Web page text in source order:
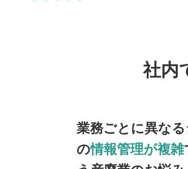
社内
業務ごとに異な
の情報管理が複雑